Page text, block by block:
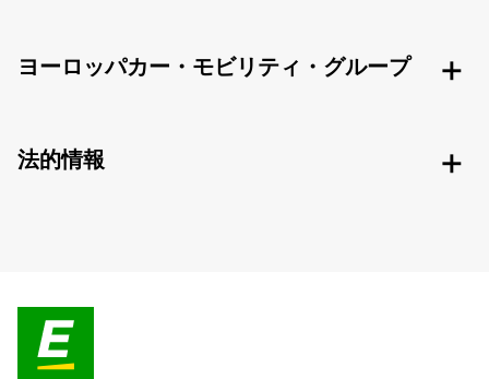
ヨーロッパカー・モビリティ・グループ
法的情報